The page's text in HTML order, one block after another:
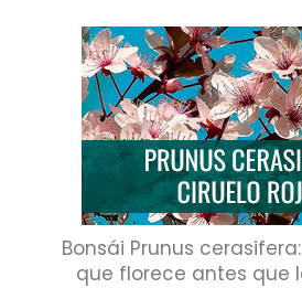
Bonsái Prunus
que florece antes que